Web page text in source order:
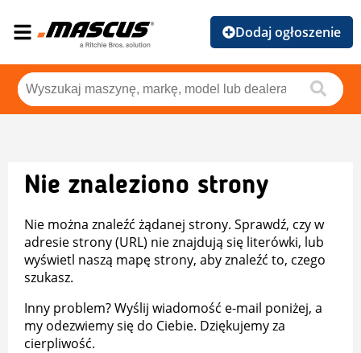
Dodaj ogłoszenie
Nie znaleziono strony
Nie można znaleźć żądanej strony. Sprawdź, czy w
adresie strony (URL) nie znajdują się literówki, lub
wyświetl naszą mapę strony, aby znaleźć to, czego
szukasz.
Inny problem? Wyślij wiadomość e-mail poniżej, a
my odezwiemy się do Ciebie. Dziękujemy za
cierpliwość.